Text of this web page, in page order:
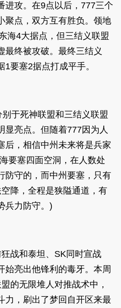
进攻。在9点以后，777三个
聚点，双方互有胜负。领地
海4大据点，但三结义联盟
最终被攻破。最终三结义
要塞2据点打成平手。
于死神联盟和三结义联盟
显亮点。但随着777因为人
后，相信中州未来将是兵家
要塞四面空洞，在人数处
防守的，而中州要塞，只有
降，全程是狭隘通道，有
兵力防守。)
战和泰坦、SK同时宣战
始亮出他锋利的毒牙。本周
的无限堆人对推战术中，
力，刷出了梦回自开区来最